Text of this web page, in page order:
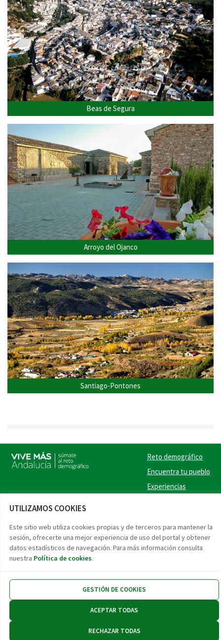
UTILIZAMOS COOKIES
Este sitio web utiliza cookies propias y de terceros para mantener la
sesión, ofrecerte una mejor experiencia de uso del portal y obtener
datos estadísticos de navegación. Para más información consulta
nuestra Política de cookies.
GESTIÓN DE COOKIES
RECHAZAR TODAS
ACEPTAR TODAS
Beas de Segura
Arroyo del Ojanco
Santiago-Pontones
Reto demográfico
Encuentra tu pueblo
Experiencias
Accesibilidad Aviso legal Protección de datos